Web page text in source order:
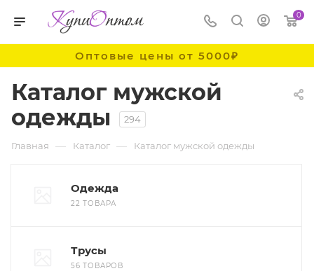
0
Оптовые цены от 5000₽
Каталог мужской
одежды
294
Главная — Каталог — Каталог мужской одежды
Одежда
22 ТОВАРА
Трусы
56 ТОВАРОВ